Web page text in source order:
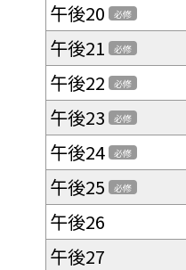
午後20 必修
午後21 必修
午後22 必修
午後23 必修
午後24 必修
午後25 必修
午後26
午後27